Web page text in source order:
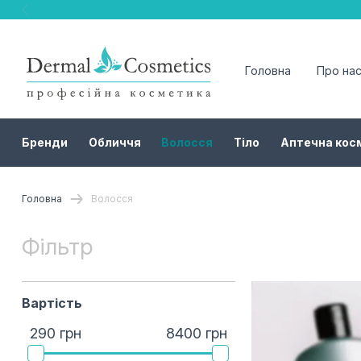
Головна Про нас
Бренди Обличчя Волосся Тіло Аптечна
Головна Волосся
Фільтр
Вартість
290 грн 8400 грн